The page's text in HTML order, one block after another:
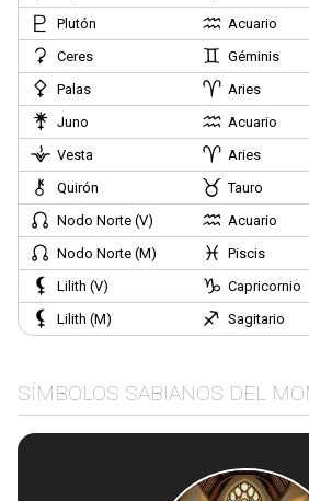
Plutón
Acuario
Ceres
Géminis
Palas
Aries
Juno
Acuario
Vesta
Aries
Quirón
Tauro
Nodo Norte (V)
Acuario
Nodo Norte (M)
Piscis
Lilith (V)
Capricornio
Lilith (M)
Sagitario
SÍMBOLOS SABIANOS DEL